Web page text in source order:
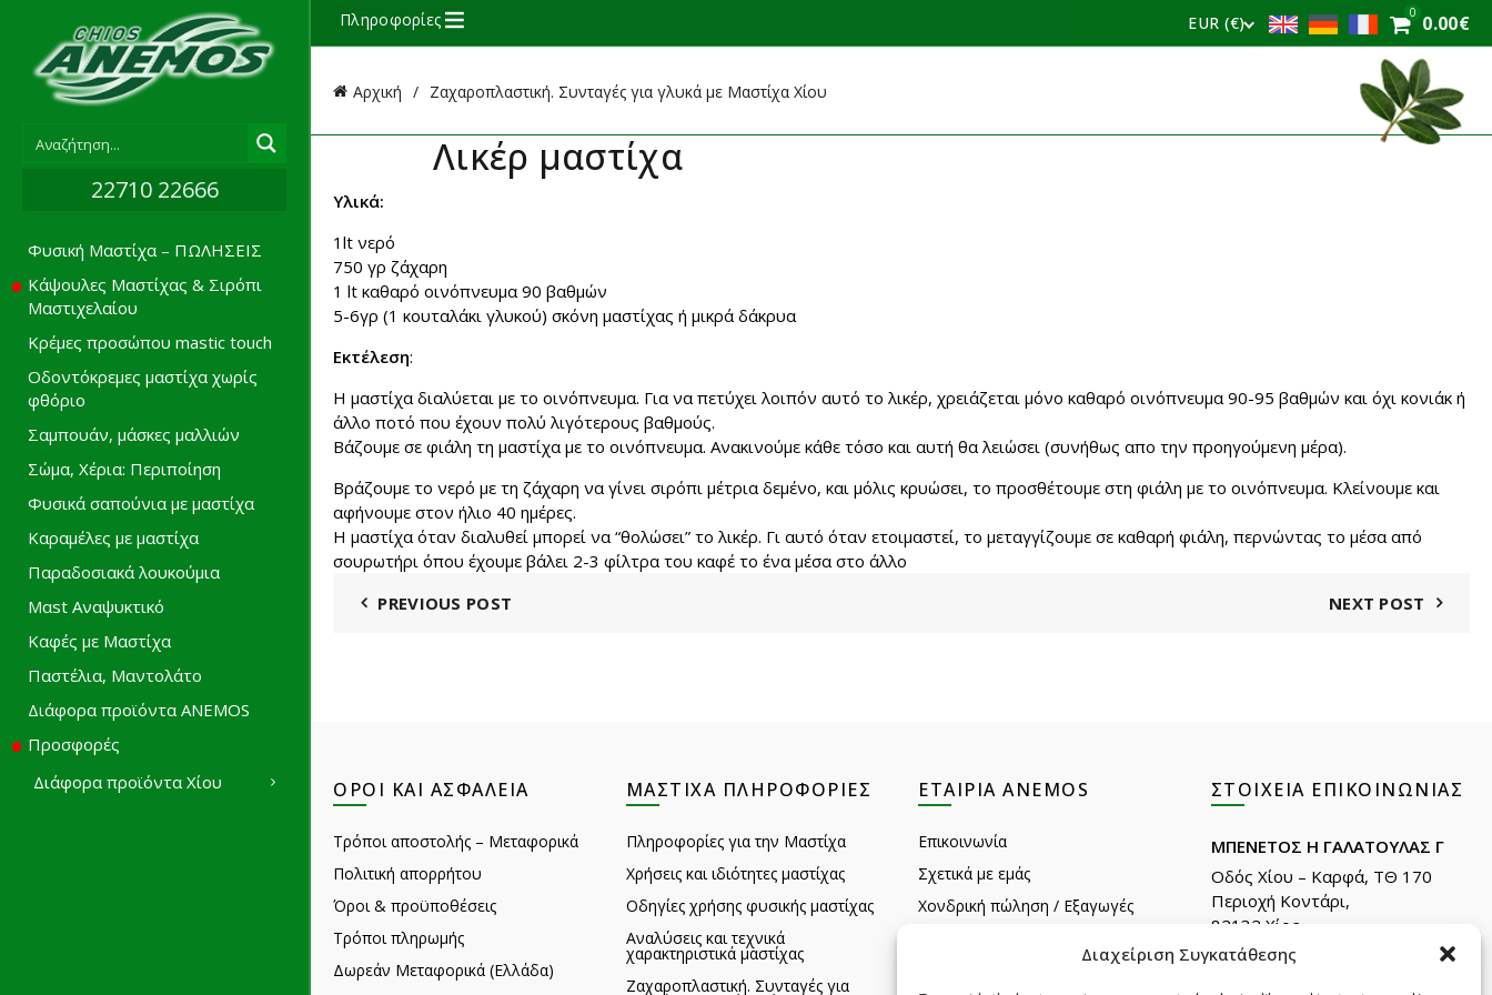
Διαχείριση Συγκατάθεσης
EUR (€)
0 0.00€
Πληροφορίες
22710 22666
Φυσική Μαστίχα – ΠΩΛΗΣΕΙΣ
Κάψουλες Μαστίχας & Σιρόπι
Μαστιχελαίου
Κρέμες προσώπου mastic touch
Οδοντόκρεμες μαστίχα χωρίς
φθόριο
Σαμπουάν, μάσκες μαλλιών
Σώμα, Χέρια: Περιποίηση
Φυσικά σαπούνια με μαστίχα
Καραμέλες με μαστίχα
Παραδοσιακά λουκούμια
Mαst Αναψυκτικό
Καφές με Μαστίχα
Παστέλια, Μαντολάτο
Διάφορα προϊόντα ANEMOS
Προσφορές
Διάφορα προϊόντα Χίου
Αρχική Ζαχαροπλαστική. Συνταγές για γλυκά με Μαστίχα Χίου
Λικέρ μαστίχα
Υλικά:
1lt νερό
750 γρ ζάχαρη
1 lt καθαρό οινόπνευμα 90 βαθμών
5-6γρ (1 κουταλάκι γλυκού) σκόνη μαστίχας ή μικρά δάκρυα
Εκτέλεση:
Η μαστίχα διαλύεται με το οινόπνευμα. Για να πετύχει λοιπόν αυτό το λικέρ, χρειάζεται μόνο καθαρό οινόπνευμα 90-95 βαθμών και όχι κονιάκ ή
άλλο ποτό που έχουν πολύ λιγότερους βαθμούς.
Βάζουμε σε φιάλη τη μαστίχα με το οινόπνευμα. Ανακινούμε κάθε τόσο και αυτή θα λειώσει (συνήθως απο την προηγούμενη μέρα).
Βράζουμε το νερό με τη ζάχαρη να γίνει σιρόπι μέτρια δεμένο, και μόλις κρυώσει, το προσθέτουμε στη φιάλη με το οινόπνευμα. Κλείνουμε και
αφήνουμε στον ήλιο 40 ημέρες.
Η μαστίχα όταν διαλυθεί μπορεί να “θολώσει” το λικέρ. Γι αυτό όταν ετοιμαστεί, το μεταγγίζουμε σε καθαρή φιάλη, περνώντας το μέσα από
σουρωτήρι όπου έχουμε βάλει 2-3 φίλτρα του καφέ το ένα μέσα στο άλλο
PREVIOUS POST
NEXT POST
ΌΡΟΙ ΚΑΙ ΑΣΦΆΛΕΙΑ
Τρόποι αποστολής – Μεταφορικά
Πολιτική απορρήτου
Όροι & προϋποθέσεις
Τρόποι πληρωμής
Δωρεάν Μεταφορικά (Ελλάδα)
ΜΑΣΤΊΧΑ ΠΛΗΡΟΦΟΡΊΕΣ
Πληροφορίες για την Μαστίχα
Χρήσεις και ιδιότητες μαστίχας
Οδηγίες χρήσης φυσικής μαστίχας
Αναλύσεις και τεχνικά
χαρακτηριστικά μαστίχας
Ζαχαροπλαστική. Συνταγές για
ΕΤΑΙΡΊΑ ANEMOS
Επικοινωνία
Σχετικά με εμάς
Χονδρική πώληση / Εξαγωγές
ΣΤΟΙΧΕΊΑ ΕΠΙΚΟΙΝΩΝΊΑΣ
ΜΠΕΝΕΤΟΣ Η ΓΑΛΑΤΟΥΛΑΣ Γ
Οδός Χίου – Καρφά, ΤΘ 170
Περιοχή Κοντάρι,
82132 Χίος.
Τηλ: +30 22710 22666